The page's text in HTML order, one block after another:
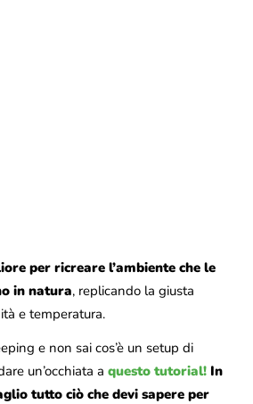
per ricreare l’ambiente che le
in natura, replicando la giusta
e temperatura.
e non sai cos’è un setup di
un’occhiata a questo tutorial! In
tutto ciò che devi sapere per